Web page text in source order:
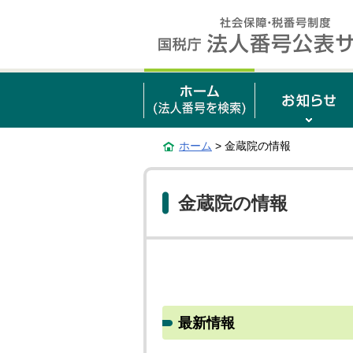
ホーム > 金蔵院の情報
金蔵院の情報
最新情報